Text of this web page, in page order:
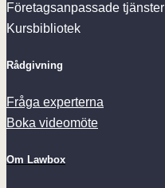
Företagsanpassade tjänster
Kursbibliotek
Rådgivning
Fråga experterna
Boka videomöte
Om Lawbox